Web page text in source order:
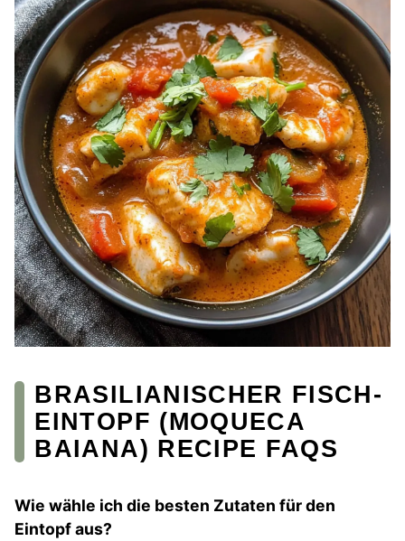
BRASILIANISCHER FISCH-
EINTOPF (MOQUECA
BAIANA) RECIPE FAQS
Wie wähle ich die besten Zutaten für den
Eintopf aus?